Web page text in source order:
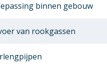
binnen gebouw
van rookgassen